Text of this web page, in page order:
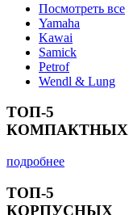
Посмотреть все
Yamaha
Kawai
Samick
Petrof
Wendl & Lung
ТОП-5
КОМПАКТНЫХ
подробнее
ТОП-5
КОРПУСНЫХ